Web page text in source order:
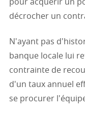
pour acquérir un
décrocher un
N'ayant pas
banque locale lui
contrainte de
d'un taux annuel
se procurer